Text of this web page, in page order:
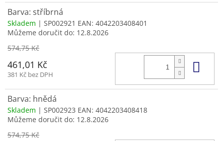
Barva: stříbrná
Skladem | SP002921 EAN: 4042203408401
Můžeme doručit do: 12.8.2026
574,75 Kč
461,01 Kč
381 Kč bez DPH
Barva: hnědá
Skladem | SP002923 EAN: 4042203408418
Můžeme doručit do: 12.8.2026
574,75 Kč